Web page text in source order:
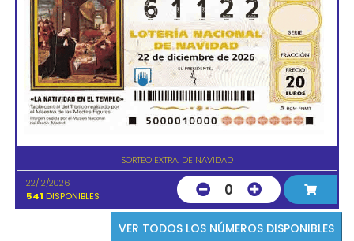
SORTEO EXTRA. DE NAVIDAD
22/12/2026
541 DISPONIBLES 0
VER TODOS LOS NÚMEROS DISPONIBLES